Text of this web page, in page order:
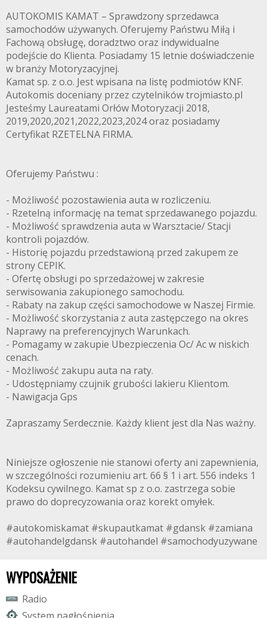
AUTOKOMIS KAMAT – Sprawdzony sprzedawca
samochodów używanych. Oferujemy Państwu Miłą i
Fachową obsługę, doradztwo oraz indywidualne
podejście do Klienta. Posiadamy 15 letnie doświadczenie
w branży Motoryzacyjnej.
Kamat sp. z o.o. Jest wpisana na listę podmiotów KNF.
Autokomis doceniany przez czytelników trojmiasto.pl
Jesteśmy Laureatami Orłów Motoryzacji 2018,
2019,2020,2021,2022,2023,2024 oraz posiadamy
Certyfikat RZETELNA FIRMA.
Oferujemy Państwu :
- Możliwość pozostawienia auta w rozliczeniu.
- Rzetelną informację na temat sprzedawanego pojazdu.
- Możliwość sprawdzenia auta w Warsztacie/ Stacji
kontroli pojazdów.
- Historię pojazdu przedstawioną przed zakupem ze
strony CEPIK.
- Ofertę obsługi po sprzedażowej w zakresie
serwisowania zakupionego samochodu.
- Rabaty na zakup części samochodowe w Naszej Firmie.
- Możliwość skorzystania z auta zastępczego na okres
Naprawy na preferencyjnych Warunkach.
- Pomagamy w zakupie Ubezpieczenia Oc/ Ac w niskich
cenach.
- Możliwość zakupu auta na raty.
- Udostępniamy czujnik grubości lakieru Klientom.
- Nawigacja Gps
Zapraszamy Serdecznie. Każdy klient jest dla Nas ważny.
Niniejsze ogłoszenie nie stanowi oferty ani zapewnienia,
w szczególności rozumieniu art. 66 § 1 i art. 556 indeks 1
Kodeksu cywilnego. Kamat sp z o.o. zastrzega sobie
prawo do doprecyzowania oraz korekt omyłek.
#autokomiskamat #skupautkamat #gdansk #zamiana
#autohandelgdansk #autohandel #samochodyuzywane
WYPOSAŻENIE
Radio
System nagłośnienia